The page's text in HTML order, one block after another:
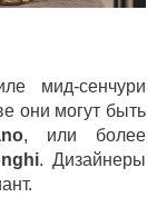
мид-сенчури
они могут быть
, или более
. Дизайнеры